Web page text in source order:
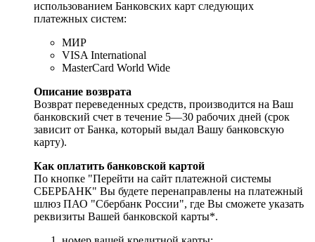
использованием Банковских карт следующих
платежных систем:
МИР
VISA International
MasterCard World Wide
Описание возврата
Возврат переведенных средств, производится на Ваш
банковский счет в течение 5—30 рабочих дней (срок
зависит от Банка, который выдал Вашу банковскую
карту).
Как оплатить банковской картой
По кнопке "Перейти на сайт платежной системы
СБЕРБАНК" Вы будете перенаправлены на платежный
шлюз ПАО "Сбербанк России", где Вы сможете указать
реквизиты Вашей банковской карты*.